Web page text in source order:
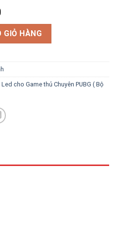
cho Game thủ Chuyên PUBG (
GIỎ HÀNG
cho Game thủ Chuyên PUBG ( Bộ